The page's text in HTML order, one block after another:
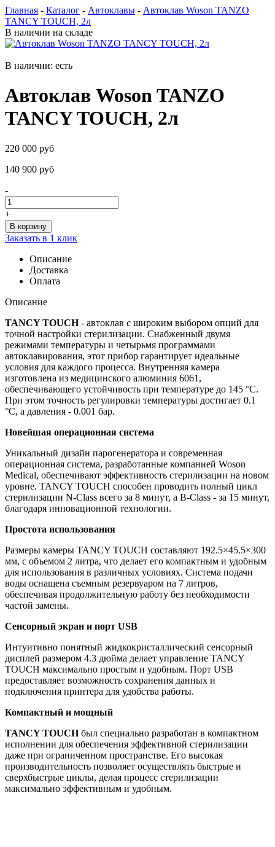
Главная - Каталог - Автоклавы - Автоклав Woson TANZO
TANCY TOUCH, 2л
В наличии на складе
В наличии: есть
Автоклав Woson TANZO
TANCY TOUCH, 2л
220 000 руб
140 900 руб
-
+
Заказать в 1 клик
Описание
Доставка
Оплата
Описание
TANCY TOUCH- автоклав с широким выбором опций для
точной настройки стерилизации. Снабженный двумя
режимами температуры и четырьмя программами
автоклавирования, этот прибор гарантирует идеальные
условия для каждого процесса. Внутренняя камера
изготовлена из медицинского алюминия 6061,
обеспечивающего устойчивость при температуре до 145 °C.
При этом точность регулировки температуры достигает 0.1
°C, а давления - 0.001 бар.
Новейшая операционная система
Уникальный дизайн парогенератора и современная
операционная система, разработанные компанией Woson
Medical, обеспечивают эффективность стерилизации на новом
уровне. TANCY TOUCH способен проводить полный цикл
стерилизации N-Class всего за 8 минут, а B-Class - за 15 минут,
благодаря инновационной технологии.
Простота использования
Размеры камеры TANCY TOUCH составляют 192.5×45.5×300
мм, с объемом 2 литра, что делает его компактным и удобным
для использования в различных условиях. Система подачи
воды оснащена съемным резервуаром на 7 литров,
обеспечивая продолжительную работу без необходимости
частой замены.
Сенсорный экран и порт USB
Интуитивно понятный жидкокристаллический сенсорный
дисплей размером 4.3 дюйма делает управление TANCY
TOUCH максимально простым и удобным. Порт USB
предоставляет возможность сохранения данных и
подключения принтера для удобства работы.
Компактный и мощный
TANCY TOUCHбыл специально разработан в компактном
исполнении для обеспечения эффективной стерилизации
даже при ограниченном пространстве. Его высокая
производительность позволяет осуществлять быстрые и
сверхбыстрые циклы, делая процесс стерилизации
максимально эффективным и удобным.